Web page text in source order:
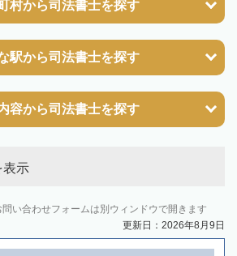
村から司法書士を探す
駅から司法書士を探す
容から司法書士を探す
表示
い合わせフォームは別ウィンドウで開きます
更新日：2026年8月9日